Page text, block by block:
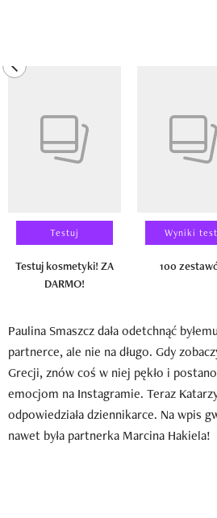
previous element
Testuj
Testuj kosmetyki! ZA
DARMO!
Wyniki
100
Paulina Smaszcz dała odetchnąć
partnerce, ale nie na długo. Gdy
Grecji, znów coś w niej pękło i
emocjom na Instagramie. Teraz
odpowiedziała dziennikarce. Na wpis
nawet była partnerka Marcina Hakiela!